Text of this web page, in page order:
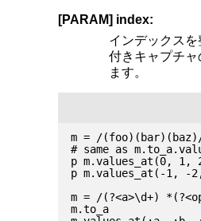
[PARAM] index:
インデックス
付きキャプチ
ます。
m = /
# same as
p m.values_at(0,
p m.values_at(-1,
m = /(?<a>\d+)
m.to_a